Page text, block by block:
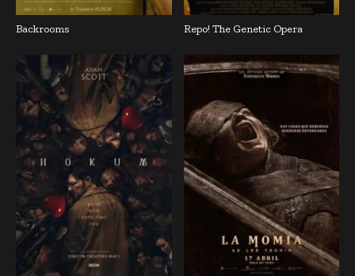
Backrooms Repo! The Genetic Opera